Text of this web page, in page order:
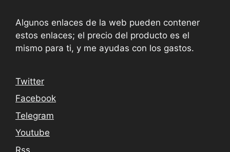
Algunos enlaces de la web pueden contener
estos enlaces; el precio del producto es el
mismo para ti, y me ayudas con los gastos.
Twitter
Facebook
Telegram
Youtube
Rss